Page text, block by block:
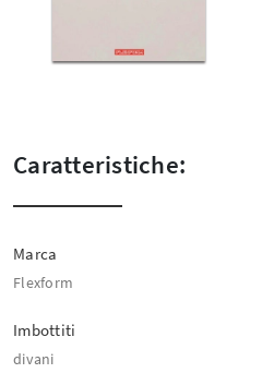
Caratteristiche:
Marca
Flexform
Imbottiti
divani